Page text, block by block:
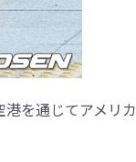
を通じてアメリカ